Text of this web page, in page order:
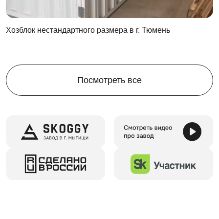
велосипедная стойка,
различные расцветки RAL,
с нанесением печати.
подготовка фундамента, достаточно лишь твердой
ровной поверхности.
Хозблок нестандартного размера в г. Тюмень
Посмотреть все